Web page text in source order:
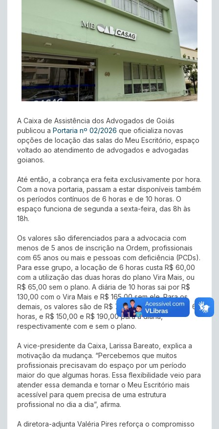
A Caixa de Assistência dos Advogados de Goiás
publicou a Portaria nº 02/2026 que oficializa novas
opções de locação das salas do Meu Escritório, espaço
voltado ao atendimento de advogados e advogadas
goianos.
Até então, a cobrança era feita exclusivamente por hora.
Com a nova portaria, passam a estar disponíveis também
os períodos contínuos de 6 horas e de 10 horas. O
espaço funciona de segunda a sexta-feira, das 8h às
18h.
Os valores são diferenciados para a advocacia com
menos de 5 anos de inscrição na Ordem, profissionais
com 65 anos ou mais e pessoas com deficiência (PCDs).
Para esse grupo, a locação de 6 horas custa R$ 60,00
com a utilização das duas horas do plano Vira Mais, ou
R$ 65,00 sem o plano. A diária de 10 horas sai por R$
130,00 com o Vira Mais e R$ 165,00 sem ele. Para os
demais, os valores são de R$ 70,00 e R$ 110,00 para 6
horas, e R$ 150,00 e R$ 190,00 para a diária,
respectivamente com e sem o plano.
A vice-presidente da Caixa, Larissa Bareato, explica a
motivação da mudança. “Percebemos que muitos
profissionais precisavam do espaço por um período
maior do que algumas horas. Essa flexibilidade veio para
atender essa demanda e tornar o Meu Escritório mais
acessível para quem precisa de uma estrutura
profissional no dia a dia”, afirma.
A diretora-adjunta Valéria Pires reforça o compromisso